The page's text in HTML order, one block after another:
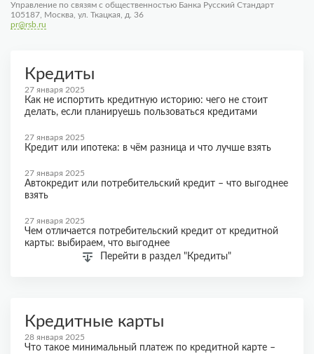
Управление по связям с общественностью Банка Русский Стандарт
105187, Москва, ул. Ткацкая, д. 36
pr@rsb.ru
Кредиты
27 января 2025
Как не испортить кредитную историю: чего не стоит
делать, если планируешь пользоваться кредитами
27 января 2025
Кредит или ипотека: в чём разница и что лучше взять
27 января 2025
Автокредит или потребительский кредит – что выгоднее
взять
27 января 2025
Чем отличается потребительский кредит от кредитной
карты: выбираем, что выгоднее
Перейти в раздел "Кредиты"
Кредитные карты
28 января 2025
Что такое минимальный платеж по кредитной карте –